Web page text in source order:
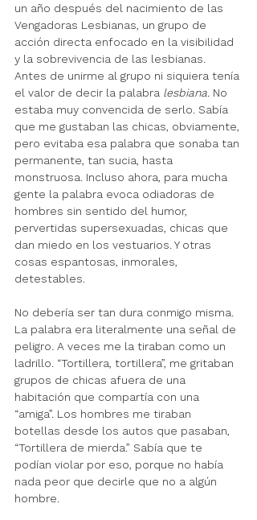
un año después del nacimiento de las
Vengadoras Lesbianas, un grupo de
acción directa enfocado en la visibilidad
y la sobrevivencia de las lesbianas.
Antes de unirme al grupo ni siquiera tenía
el valor de decir la palabra lesbiana. No
estaba muy convencida de serlo. Sabía
que me gustaban las chicas, obviamente,
pero evitaba esa palabra que sonaba tan
permanente, tan sucia, hasta
monstruosa. Incluso ahora, para mucha
gente la palabra evoca odiadoras de
hombres sin sentido del humor,
pervertidas supersexuadas, chicas que
dan miedo en los vestuarios. Y otras
cosas espantosas, inmorales,
detestables.
No debería ser tan dura conmigo misma.
La palabra era literalmente una señal de
peligro. A veces me la tiraban como un
ladrillo. “Tortillera, tortillera”, me gritaban
grupos de chicas afuera de una
habitación que compartía con una
“amiga”. Los hombres me tiraban
botellas desde los autos que pasaban,
“Tortillera de mierda.” Sabía que te
podían violar por eso, porque no había
nada peor que decirle que no a algún
hombre.